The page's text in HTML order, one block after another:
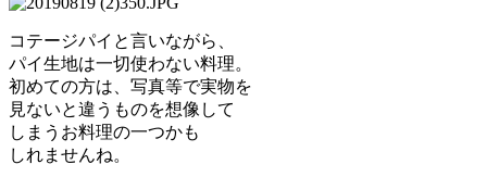
コテージパイと言いながら、
パイ生地は一切使わない料理。
初めての方は、写真等で実物を
見ないと違うものを想像して
しまうお料理の一つかも
しれませんね。